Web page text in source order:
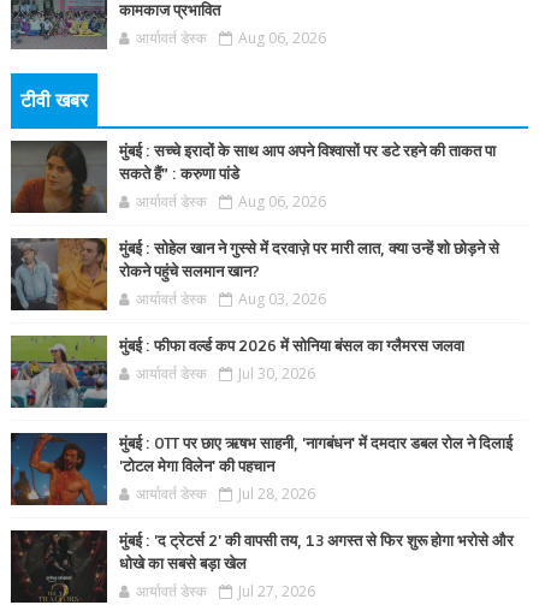
कामकाज प्रभावित
आर्यावर्त डेस्क Aug 06, 2026
टीवी खबर
मुंबई : सच्चे इरादों के साथ आप अपने विश्वासों पर डटे रहने की ताकत पा
सकते हैं” : करुणा पांडे
आर्यावर्त डेस्क Aug 06, 2026
मुंबई : सोहेल खान ने गुस्से में दरवाज़े पर मारी लात, क्या उन्हें शो छोड़ने से
रोकने पहुंचे सलमान खान?
आर्यावर्त डेस्क Aug 03, 2026
मुंबई : फीफा वर्ल्ड कप 2026 में सोनिया बंसल का ग्लैमरस जलवा
आर्यावर्त डेस्क Jul 30, 2026
मुंबई : OTT पर छाए ऋषभ साहनी, 'नागबंधन' में दमदार डबल रोल ने दिलाई
'टोटल मेगा विलेन' की पहचान
आर्यावर्त डेस्क Jul 28, 2026
मुंबई : 'द ट्रेटर्स 2' की वापसी तय, 13 अगस्त से फिर शुरू होगा भरोसे और
धोखे का सबसे बड़ा खेल
आर्यावर्त डेस्क Jul 27, 2026